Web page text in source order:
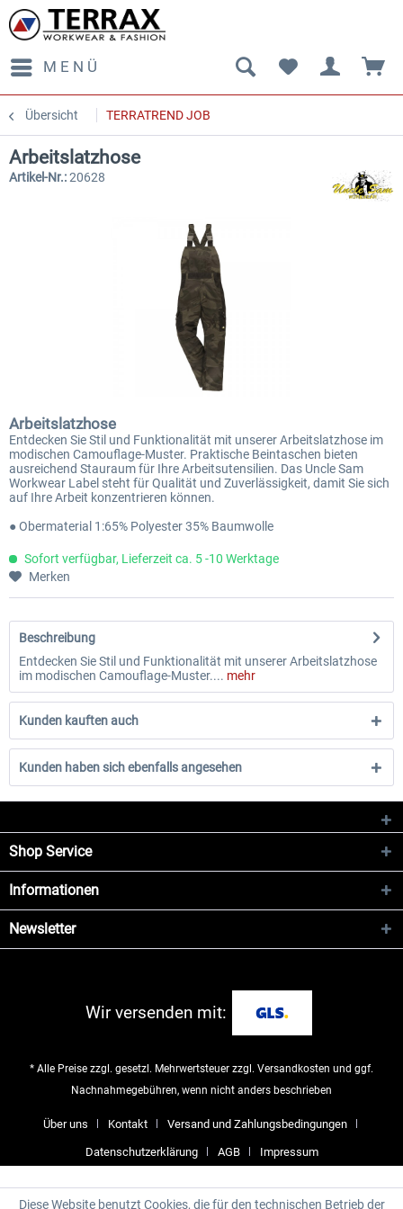
MENÜ
Übersicht TERRATREND JOB
Arbeitslatzhose
Artikel-Nr.:20628
Arbeitslatzhose
Entdecken Sie Stil und Funktionalität mit unserer Arbeitslatzhose im
modischen Camouflage-Muster. Praktische Beintaschen bieten
ausreichend Stauraum für Ihre Arbeitsutensilien. Das Uncle Sam
Workwear Label steht für Qualität und Zuverlässigkeit, damit Sie sich
auf Ihre Arbeit konzentrieren können.
● Obermaterial 1:65% Polyester 35% Baumwolle
Sofort verfügbar, Lieferzeit ca. 5 -10 Werktage
Merken
Beschreibung
Entdecken Sie Stil und Funktionalität mit unserer Arbeitslatzhose
im modischen Camouflage-Muster.... mehr
Kunden kauften auch
Kunden haben sich ebenfalls angesehen
Shop Service
Informationen
Newsletter
Wir versenden mit:
* Alle Preise zzgl. gesetzl. Mehrwertsteuer zzgl. Versandkosten und ggf.
Nachnahmegebühren, wenn nicht anders beschrieben
Über uns Kontakt Versand und Zahlungsbedingungen
Datenschutzerklärung AGB Impressum
Diese Website benutzt Cookies, die für den technischen Betrieb der